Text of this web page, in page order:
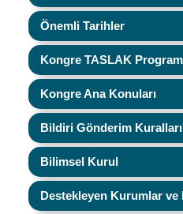
Önemli Tarihler
Kongre TASLAK
Kongre Ana Konuları
Bildiri Gönderim Kuralları
Bilimsel Kurul
Destekleyen Kurumlar